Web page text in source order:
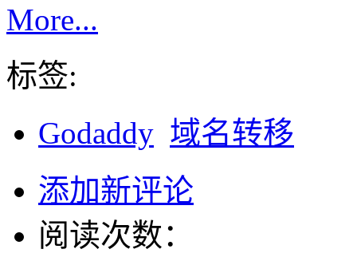
More...
标签:
Godaddy 域名转移
添加新评论
阅读次数：